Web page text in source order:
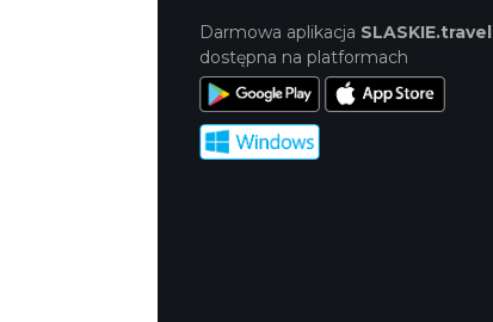
Darmowa aplikacja SLASKIE.travel
dostępna na platformach